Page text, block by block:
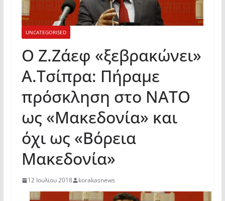
UNCATEGORISED
Ο Ζ.Ζάεφ «ξεβρακώνει»
Α.Τσίπρα: Πήραμε
πρόσκληση στο ΝΑΤΟ
ως «Μακεδονία» και
όχι ως «Βόρεια
Μακεδονία»
12 Ιουλίου 2018 korakasnews